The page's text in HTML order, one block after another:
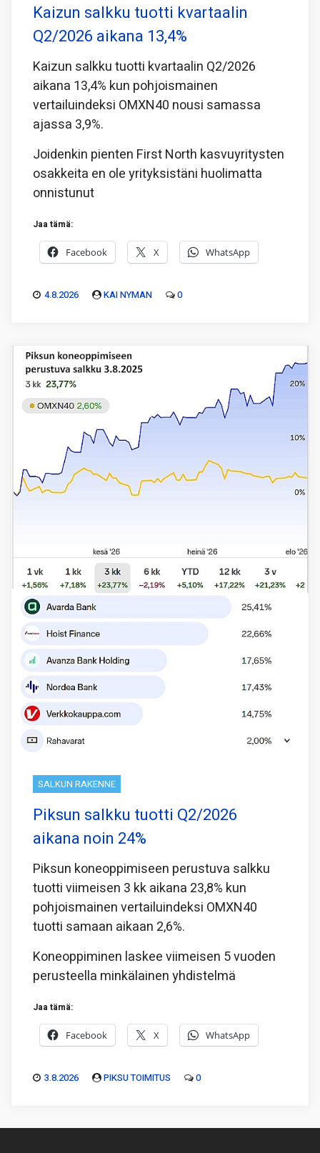
Kaizun salkku tuotti kvartaalin
Q2/2026 aikana 13,4%
Kaizun salkku tuotti kvartaalin Q2/2026
aikana 13,4% kun pohjoismainen
vertailuindeksi OMXN40 nousi samassa
ajassa 3,9%.
Joidenkin pienten First North kasvuyritysten
osakkeita en ole yrityksistäni huolimatta
onnistunut
Jaa tämä:
Facebook X WhatsApp
4.8.2026 KAI NYMAN 0
SALKUN RAKENNE
Piksun salkku tuotti Q2/2026
aikana noin 24%
Piksun koneoppimiseen perustuva salkku
tuotti viimeisen 3 kk aikana 23,8% kun
pohjoismainen vertailuindeksi OMXN40
tuotti samaan aikaan 2,6%.
Koneoppiminen laskee viimeisen 5 vuoden
perusteella minkälainen yhdistelmä
Jaa tämä:
Facebook X WhatsApp
3.8.2026 PIKSU TOIMITUS 0